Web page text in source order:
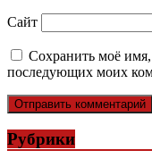
Сайт
Сохранить моё имя,
последующих моих
Рубрики